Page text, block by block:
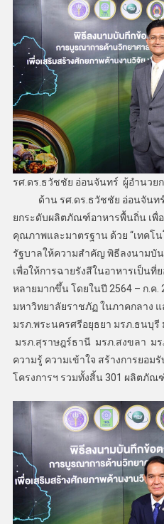
รศ.ดร.ธวัชชัย อ่อนจันทร์ ผู้อำนวย
ด้าน รศ.ดร.ธวัชชัย อ่อนจันทร์
ยกระดับผลิตภัณฑ์อาหารพื้นถิ่น เพื่
คุณภาพและมาตรฐาน ด้วย “เทคโ
รัฐบาลให้ความสำคัญ พิธีลงนามบั
เพื่อให้การฉายรังสีในอาหารเป็น
หลายมากขึ้น โดยในปี 2564 – ก.ค.
มหาวิทยาลัยราชภัฏ ในภาคกลาง
มรภ.พระนครศรีอยุธยา มรภ.ธนบุ
มรภ.สุราษฎร์ธานี มรภ.สงขลา มร
ความรู้ ความเข้าใจ สร้างการยอม
โครงการฯ รวมทั้งสิ้น 301 ผลิตภัณ